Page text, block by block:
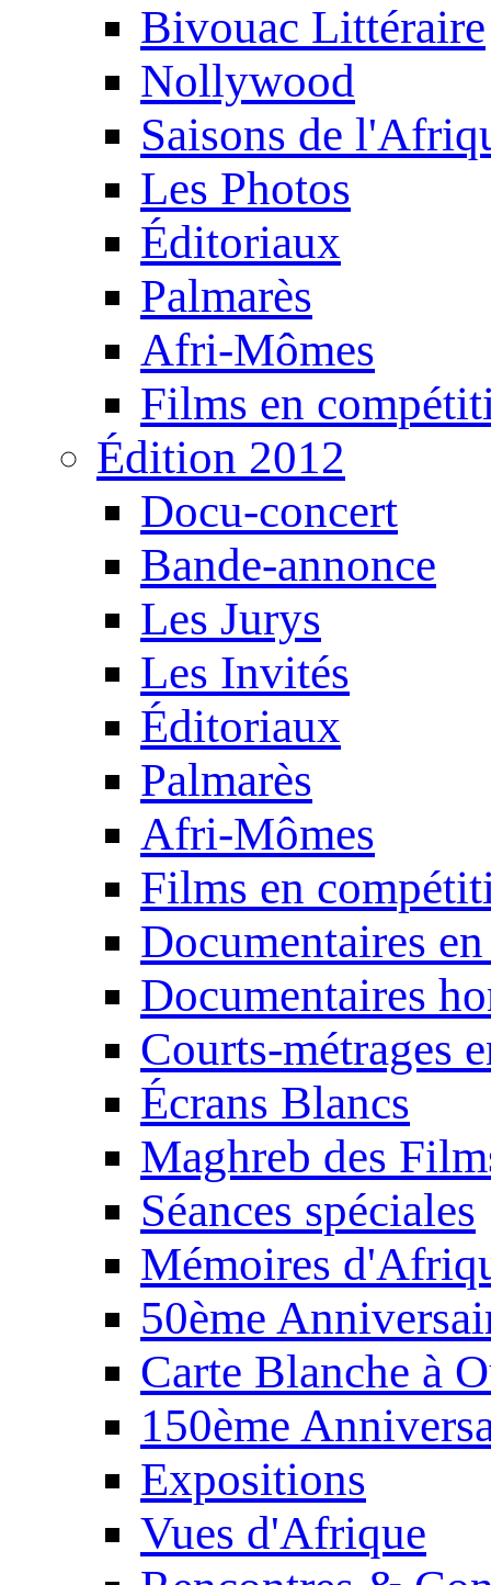
Bivouac Littéraire
Nollywood
Saisons de
Les Photos
Éditoriaux
Palmarès
Afri-Mômes
Films en
Édition 2012
Docu-concert
Bande-annonce
Les Jurys
Les Invités
Éditoriaux
Palmarès
Afri-Mômes
Films en
Documentaires
Documentaires
Courts-métrages
Écrans Blancs
Maghreb des
Séances spéciales
Mémoires
50ème
Carte Blanche à
150ème
Expositions
Vues d'Afrique